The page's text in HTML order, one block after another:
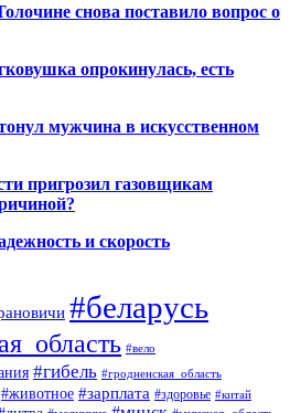
снова поставило вопрос о
опрокинулась, есть
мужчина в искусственном
пригрозил газовщикам
и скорость
#беларусь
#вело
#гибель #гродненская_область
#животное #зарплата #здоровье #китай